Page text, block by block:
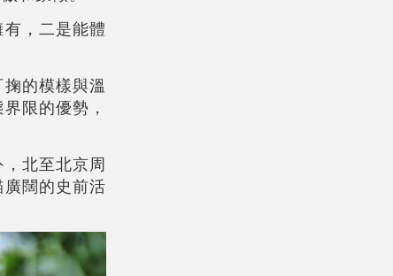
，二是能體
的模樣與溫
限的優勢，
北至北京周
闊的史前活